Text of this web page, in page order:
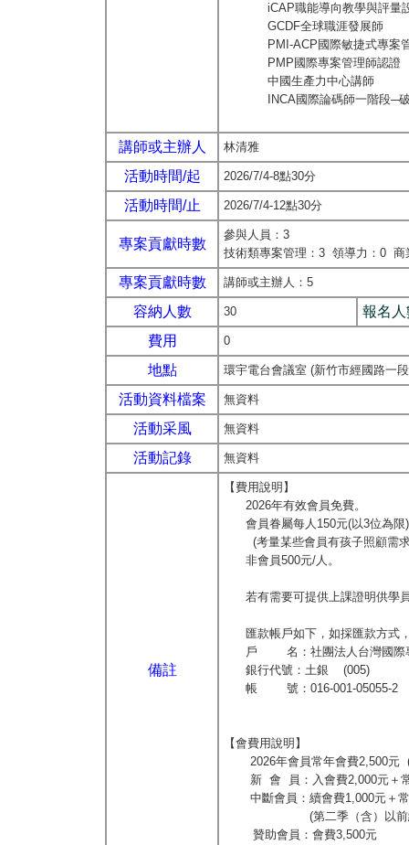
iCAP職能導向教學與評量
GCDF全球職涯發展師
PMI-ACP國際敏捷式專案
PMP國際專案管理師認證
中國生產力中心講師
INCA國際論碼師一階段─破
講師或主辦人 林清雅
活動時間/起 2026/7/4-8點30分
活動時間/止 2026/7/4-12點30分
專案貢獻時數
參與人員：3
技術類專案管理：3 領導力：0 商
專案貢獻時數 講師或主辦人：5
容納人數 30
報名人
費用
0
地點 環宇電台會議室 (新竹市經國路
活動資料檔案 無資料
活動采風 無資料
活動記錄 無資料
備註
【費用說明】
2026年有效會員免費。
會員眷屬每人150元(以3位為限)
(考量某些會員有孩子照顧需求
非會員500元/人。
若有需要可提供上課證明供學
匯款帳戶如下，如採匯款方式，
戶 名：社團法人台灣國際專
銀行代號：土銀 (005)
帳 號：016-001-05055-2
【會費用說明】
2026年會員常年會費2,500元 (
新 會 員：入會費2,000元＋常
中斷會員：續會費1,000元＋常
(第二季（含）以前繳交
贊助會員：會費3,500元